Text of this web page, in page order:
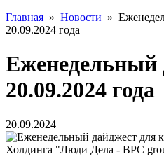
Главная » Новости »
20.09.2024 года
20.09.2024 года
20.09.2024